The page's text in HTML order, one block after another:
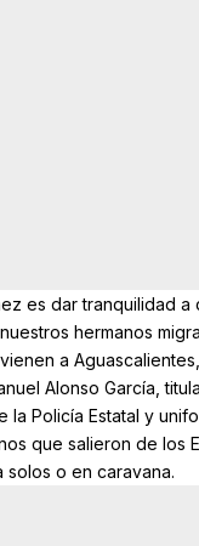
es dar tranquilidad a
hermanos
a
Alonso García,
Policía Estatal y
que salieron de los
o en caravana.